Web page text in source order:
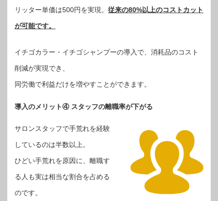
リッター単価は500円を実現。 従来の80%以上のコストカット
が可能です。
イチゴカラー・イチゴシャンプーの導入で、消耗品のコスト
削減が実現でき、
同労働で利益だけを増やすことができます。
導入のメリット④ スタッフの離職率が下がる
サロンスタッフで手荒れを経験
しているのは半数以上。
ひどい手荒れを原因に、離職す
る人も実は相当な割合を占める
のです。